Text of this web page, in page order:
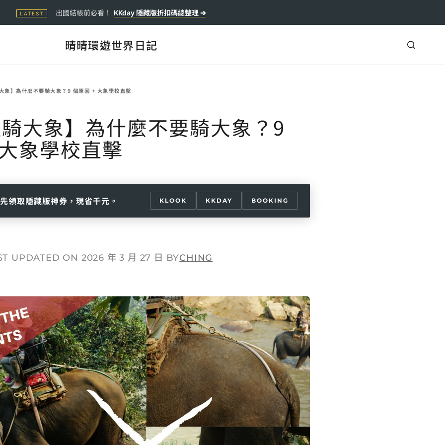
LATEST 出國結帳前必看！ KKday 隱藏版折扣碼總整理 ➔
晴晴環遊世界日記
象】為什麼不要騎大象？9 個原因 + 大象學校直擊
大象】為什麼不要騎大象？9
象學校直擊
領取隱藏版神券，現省千元。 KLOOK KKDAY BOOKING
UPDATED ON 2026 年 3 月 27 日 BYCHING